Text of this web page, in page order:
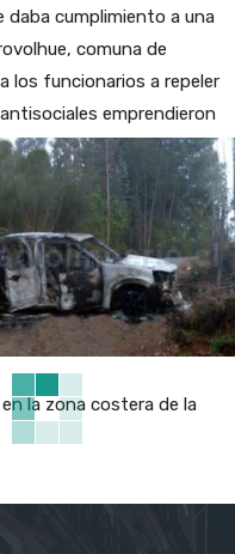
daba cumplimiento a una
comuna de
los funcionarios a repeler
emprendieron
la zona costera de la